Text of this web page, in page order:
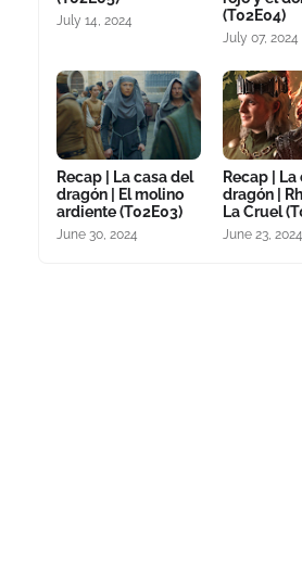
July 14, 2024
(T02E04)
July 07, 2024
Recap | La casa del
dragón | El molino
ardiente (T02E03)
June 30, 2024
Recap |
dragón |
La Cruel
June 23, 2024